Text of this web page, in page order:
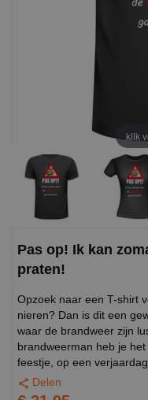
klik
Pas op! Ik kan
praten!
Opzoek naar een T-shirt
nieren? Dan is dit een
waar de brandweer zijn
brandweerman heb je
feestje, op een
Delen